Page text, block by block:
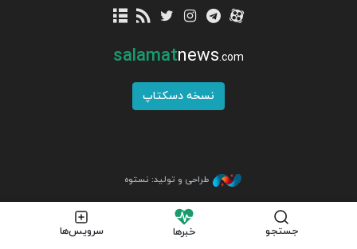
جستجو خبرها سرویس‌ها
salamatnews.com
نسخه دسکتاپ
طراحی و تولید: نستوه